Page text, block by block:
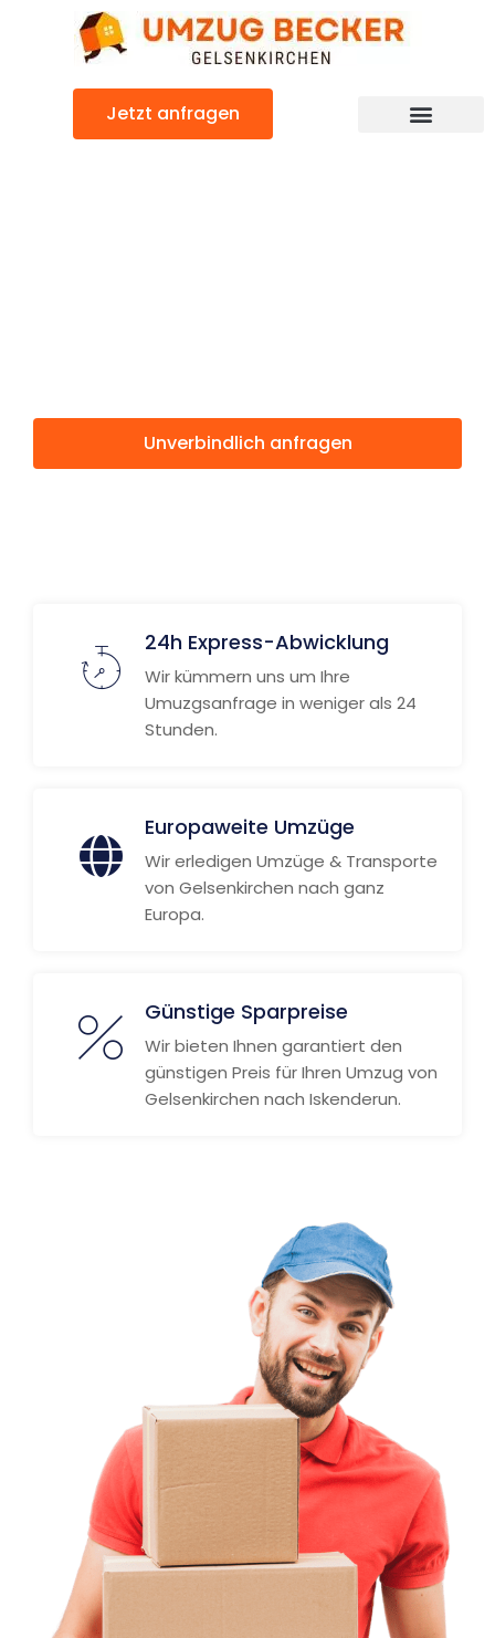
Jetzt anfragen
Unverbindlich anfragen
24h Express-Abwicklung
Wir kümmern uns um Ihre
Umuzgsanfrage in weniger als 24
Stunden.
Europaweite Umzüge
Wir erledigen Umzüge & Transporte
von Gelsenkirchen nach ganz
Europa.
Günstige Sparpreise
Wir bieten Ihnen garantiert den
günstigen Preis für Ihren Umzug von
Gelsenkirchen nach Iskenderun.